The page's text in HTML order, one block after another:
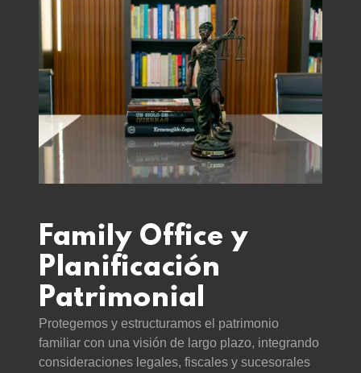
Family Office y
Planificación
Patrimonial
Protegemos y estructuramos el patrimonio
familiar con una visión de largo plazo, integrando
consideraciones legales, fiscales y sucesorales